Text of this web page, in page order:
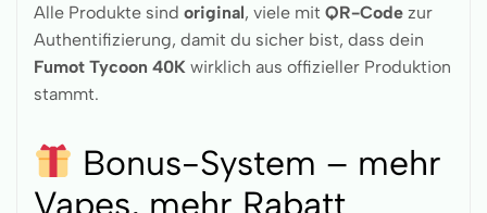
Alle Produkte sind original, viele mit QR-Code zur
Authentifizierung, damit du sicher bist, dass dein
Fumot Tycoon 40K wirklich aus offizieller Produktion
stammt.
Bonus-System – mehr
Vapes, mehr Rabatt